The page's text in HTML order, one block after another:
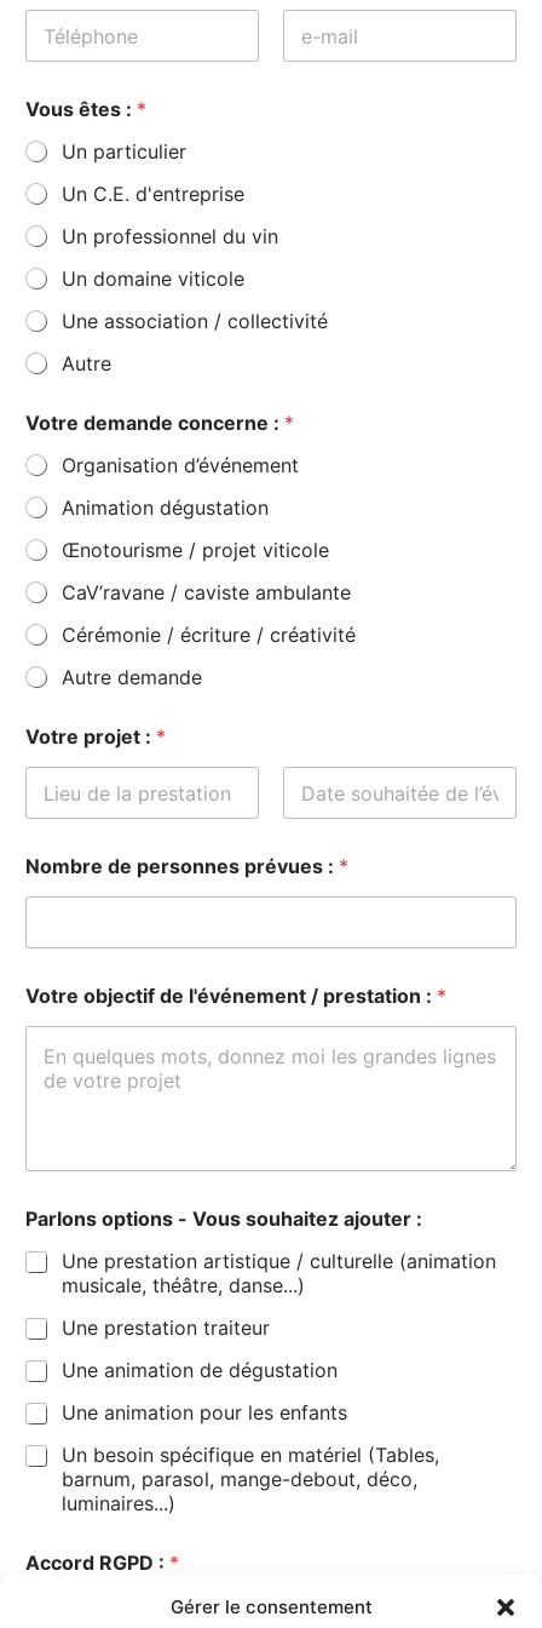
Gérer le consentement
*
Vous êtes : *
Un particulier
Un C.E. d'entreprise
Un professionnel du vin
Un domaine viticole
Une association / collectivité
Autre
Votre demande concerne : *
Organisation d’événement
Animation dégustation
Œnotourisme / projet viticole
CaV’ravane / caviste ambulante
Cérémonie / écriture / créativité
Autre demande
Votre projet : *
Nombre de personnes prévues : *
Votre objectif de l'événement / prestation : *
r
o
j
t
V
o
u
s
*
Parlons options - Vous souhaitez ajouter :
Une prestation artistique / culturelle (animation
musicale, théâtre, danse...)
Une prestation traiteur
Une animation de dégustation
Une animation pour les enfants
Un besoin spécifique en matériel (Tables,
barnum, parasol, mange-debout, déco,
luminaires...)
Accord RGPD : *
Je consens à ce que ce site stocke mes